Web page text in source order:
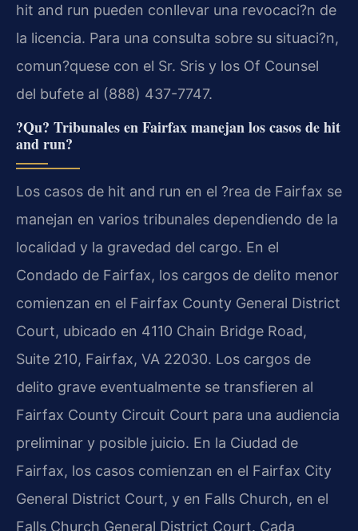
hit and run pueden conllevar una revocaci?n de
la licencia. Para una consulta sobre su situaci?n,
comun?quese con el Sr. Sris y los Of Counsel
del bufete al (888) 437-7747.
?Qu? Tribunales en Fairfax manejan los casos de hit
and run?
Los casos de hit and run en el ?rea de Fairfax se
manejan en varios tribunales dependiendo de la
localidad y la gravedad del cargo. En el
Condado de Fairfax, los cargos de delito menor
comienzan en el Fairfax County General District
Court, ubicado en 4110 Chain Bridge Road,
Suite 210, Fairfax, VA 22030. Los cargos de
delito grave eventualmente se transfieren al
Fairfax County Circuit Court para una audiencia
preliminar y posible juicio. En la Ciudad de
Fairfax, los casos comienzan en el Fairfax City
General District Court, y en Falls Church, en el
Falls Church General District Court. Cada